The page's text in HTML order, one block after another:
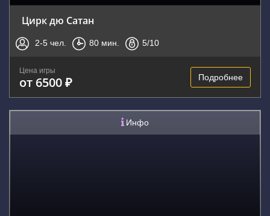
Цирк дю Сатан
2-5 чел. 80 мин. 5/10
Цена игры
от 6500 ₽ Подробнее
Инфо